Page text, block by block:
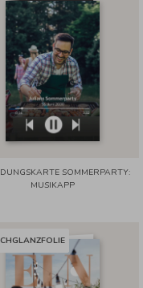
SOMMERPARTY:
MUSIKAPP